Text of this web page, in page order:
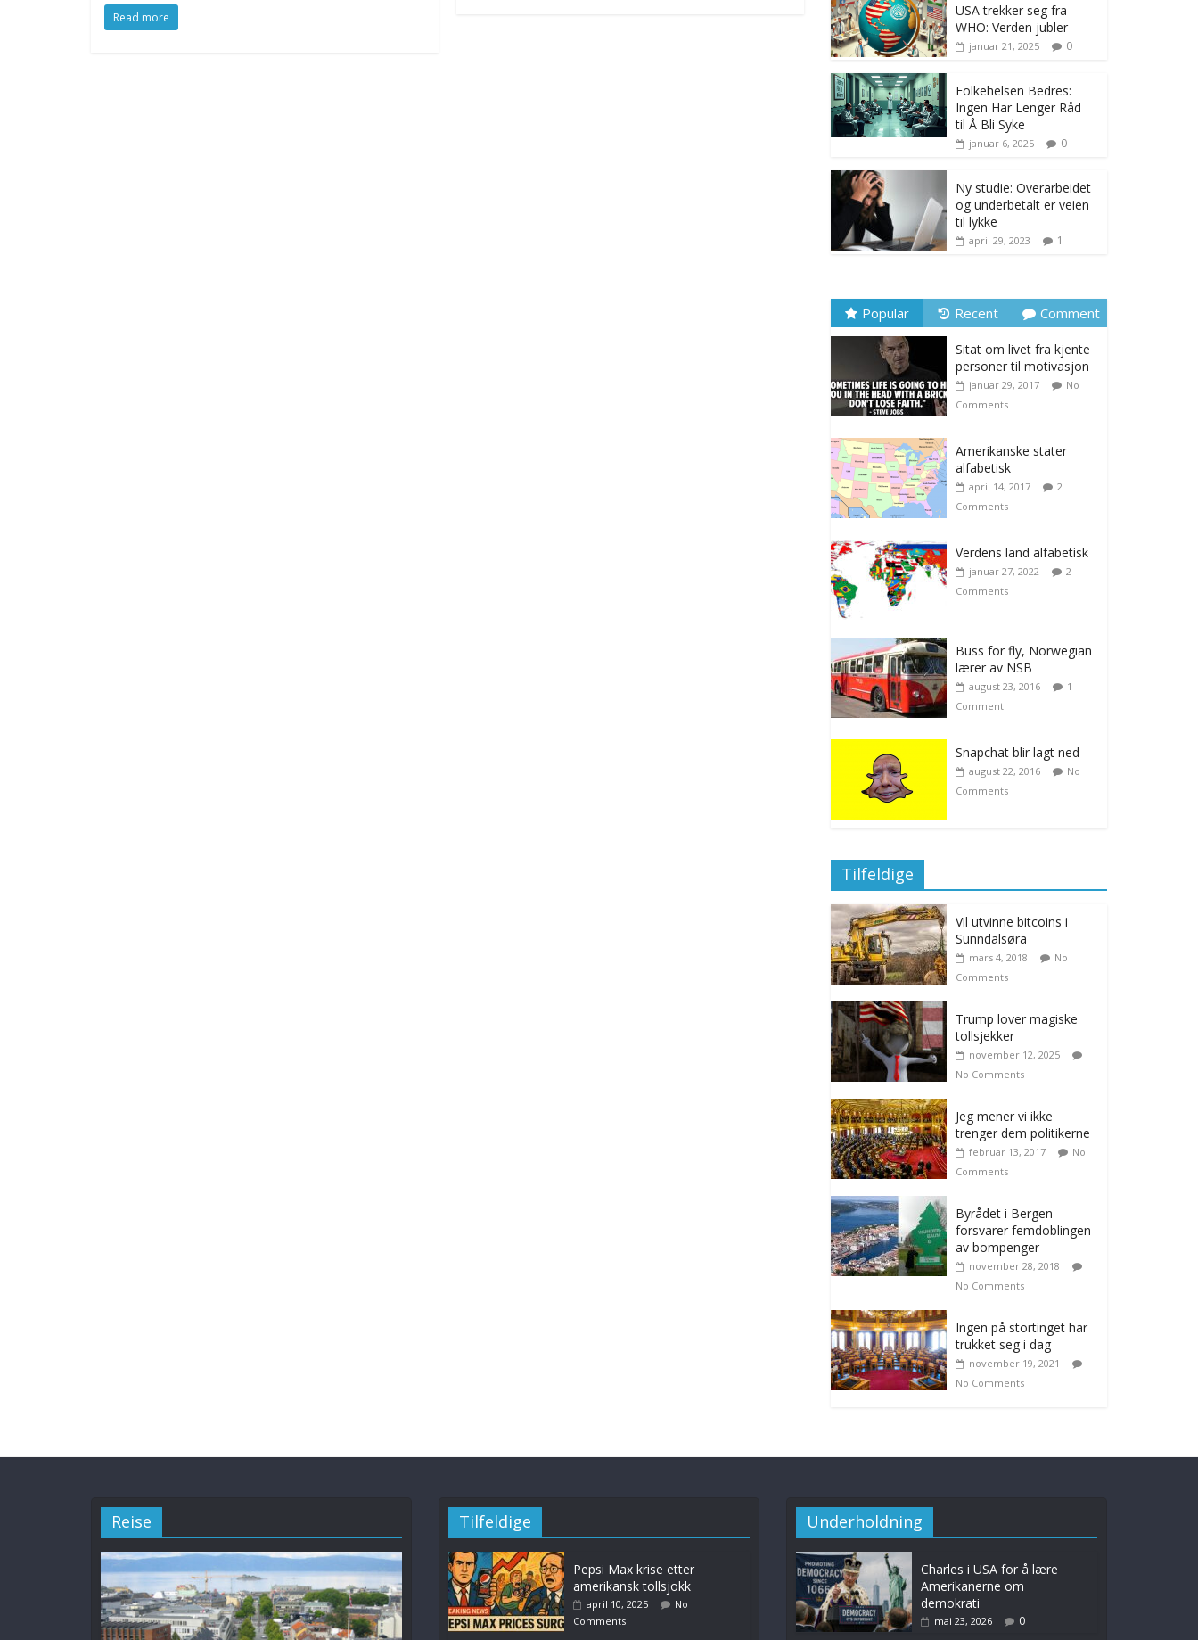
Read more
USA trekker seg fra
WHO: Verden jubler
januar 21, 2025 0
Folkehelsen Bedres:
Ingen Har Lenger Råd
til Å Bli Syke
januar 6, 2025 0
Ny studie: Overarbeidet
og underbetalt er veien
til lykke
april 29, 2023 1
Popular Recent Comment
Sitat om livet fra kjente
personer til motivasjon
januar 29, 2017
No
Comments
Amerikanske stater
alfabetisk
april 14, 2017
2
Comments
Verdens land alfabetisk
januar 27, 2022
2
Comments
Buss for fly, Norwegian
lærer av NSB
august 23, 2016
1
Comment
Snapchat blir lagt ned
august 22, 2016
No
Comments
Tilfeldige
Vil utvinne bitcoins i
Sunndalsøra
mars 4, 2018
No
Comments
Trump lover magiske
tollsjekker
november 12, 2025
No Comments
Jeg mener vi ikke
trenger dem politikerne
februar 13, 2017
No
Comments
Byrådet i Bergen
forsvarer femdoblingen
av bompenger
november 28, 2018
No Comments
Ingen på stortinget har
trukket seg i dag
november 19, 2021
No Comments
Reise Tilfeldige
Pepsi Max krise etter
amerikansk tollsjokk
april 10, 2025
No
Comments
Underholdning
Charles i USA for å lære
Amerikanerne om
demokrati
mai 23, 2026 0